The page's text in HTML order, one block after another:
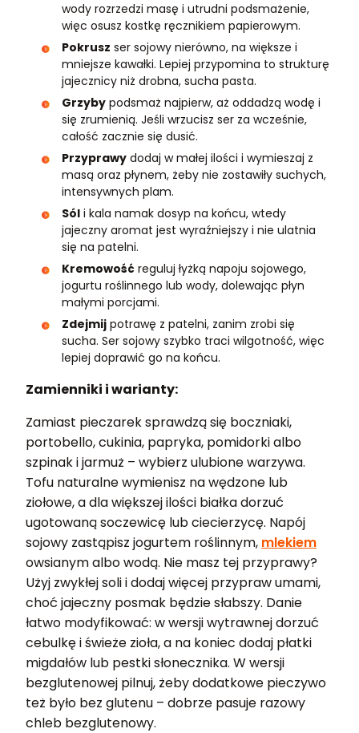
wody rozrzedzi masę i utrudni podsmażenie,
więc osusz kostkę ręcznikiem papierowym.
Pokrusz ser sojowy nierówno, na większe i
mniejsze kawałki. Lepiej przypomina to strukturę
jajecznicy niż drobna, sucha pasta.
Grzyby podsmaż najpierw, aż oddadzą wodę i
się zrumienią. Jeśli wrzucisz ser za wcześnie,
całość zacznie się dusić.
Przyprawy dodaj w małej ilości i wymieszaj z
masą oraz płynem, żeby nie zostawiły suchych,
intensywnych plam.
Sól i kala namak dosyp na końcu, wtedy
jajeczny aromat jest wyraźniejszy i nie ulatnia
się na patelni.
Kremowość reguluj łyżką napoju sojowego,
jogurtu roślinnego lub wody, dolewając płyn
małymi porcjami.
Zdejmij potrawę z patelni, zanim zrobi się
sucha. Ser sojowy szybko traci wilgotność, więc
lepiej doprawić go na końcu.
Zamienniki i warianty:
Zamiast pieczarek sprawdzą się boczniaki,
portobello, cukinia, papryka, pomidorki albo
szpinak i jarmuż – wybierz ulubione warzywa.
Tofu naturalne wymienisz na wędzone lub
ziołowe, a dla większej ilości białka dorzuć
ugotowaną soczewicę lub ciecierzycę. Napój
sojowy zastąpisz jogurtem roślinnym, mlekiem
owsianym albo wodą. Nie masz tej przyprawy?
Użyj zwykłej soli i dodaj więcej przypraw umami,
choć jajeczny posmak będzie słabszy. Danie
łatwo modyfikować: w wersji wytrawnej dorzuć
cebulkę i świeże zioła, a na koniec dodaj płatki
migdałów lub pestki słonecznika. W wersji
bezglutenowej pilnuj, żeby dodatkowe pieczywo
też było bez glutenu – dobrze pasuje razowy
chleb bezglutenowy.